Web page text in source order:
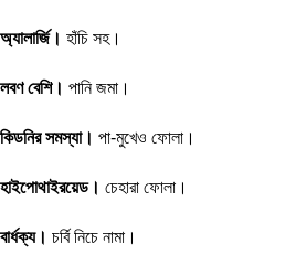
অ্যালার্জি। হাঁচি সহ।
লবণ বেশি। পানি জমা।
কিডনির সমস্যা। পা-মুখেও ফোলা।
হাইপোথাইরয়েড। চেহারা ফোলা।
বার্ধক্য। চর্বি নিচে নামা।